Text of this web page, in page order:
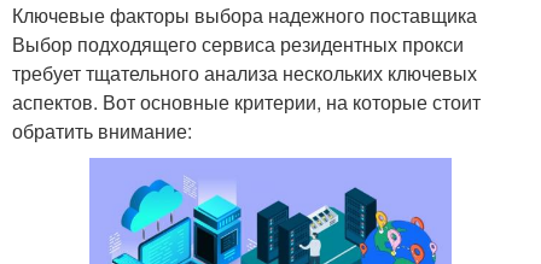
Ключевые факторы выбора надежного поставщика
Выбор подходящего сервиса резидентных прокси
требует тщательного анализа нескольких ключевых
аспектов. Вот основные критерии, на которые стоит
обратить внимание: